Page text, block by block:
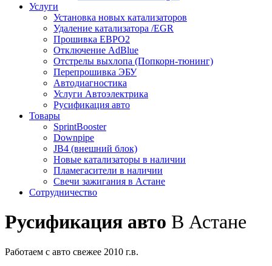
Услуги
Установка новых катализаторов
Удаление катализатора /EGR
Прошивка ЕВРО2
Отключение AdBlue
Отстрелы выхлопа (Попкорн-тюнинг)
Перепрошивка ЭБУ
Автодиагностика
Услуги Автоэлектрика
Русификация авто
Товары
SprintBooster
Downpipe
JB4 (внешний блок)
Новые катализаторы в наличии
Пламегасители в наличии
Свечи зажигания в Астане
Сотрудничество
Русификация авто В Астане
Работаем с авто свежее 2010 г.в.